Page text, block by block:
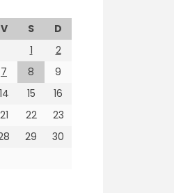
V S
D
1
2
7 8
9
14 15
16
21 22
23
29
30